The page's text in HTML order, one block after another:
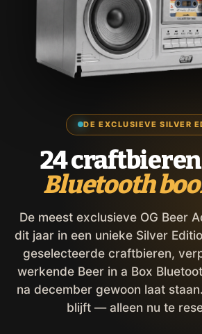
DE EXCLUSIEVE SILVER
24
Bluetooth
De meest exclusieve OG Beer
dit jaar in een unieke Silver
geselecteerde craftbieren,
werkende Beer in a Box
na december gewoon laat
blijft — alleen nu te